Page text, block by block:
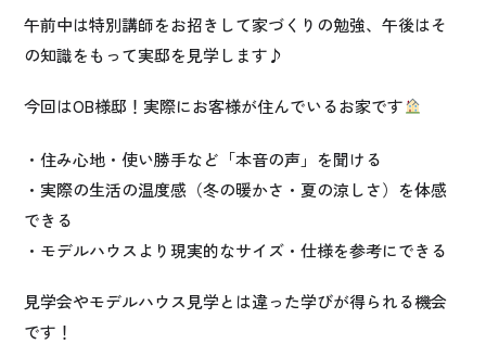
午前中は特別講師をお招きして家づくりの勉強、午後はそ
の知識をもって実邸を見学します♪
今回はOB様邸！実際にお客様が住んでいるお家です
・住み心地・使い勝手など「本音の声」を聞ける
・実際の生活の温度感（冬の暖かさ・夏の涼しさ）を体感
できる
・モデルハウスより現実的なサイズ・仕様を参考にできる
見学会やモデルハウス見学とは違った学びが得られる機会
です！